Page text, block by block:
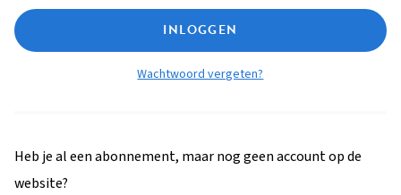
INLOGGEN
Wachtwoord vergeten?
Heb je al een abonnement, maar nog geen account op de
website?